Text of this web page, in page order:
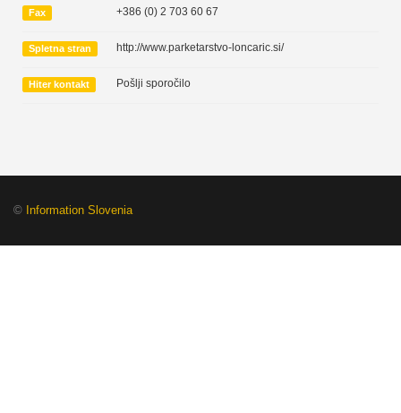
Fax +386 (0) 2 703 60 67
Spletna stran http://www.parketarstvo-loncaric.si/
Hiter kontakt Pošlji sporočilo
© Information Slovenia